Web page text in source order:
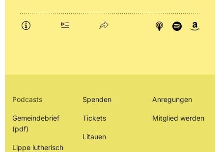
Podcasts
Gemeindebrief
(pdf)
Lippe lutherisch
Spenden
Tickets
Litauen
Anregungen
Mitglied werden